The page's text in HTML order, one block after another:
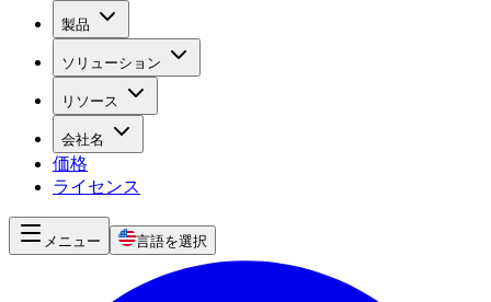
製品
ソリューション
リソース
会社名
価格
ライセンス
メニュー 言語を選択